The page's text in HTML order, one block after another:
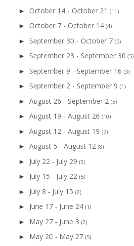
► October 14 - October 21 (11)
► October 7 - October 14 (4)
► September 30 - October 7 (5)
► September 23 - September 30 (5)
► September 9 - September 16 (3)
► September 2 - September 9 (1)
► August 26 - September 2 (5)
► August 19 - August 26 (10)
► August 12 - August 19 (7)
► August 5 - August 12 (8)
► July 22 - July 29 (3)
► July 15 - July 22 (5)
► July 8 - July 15 (2)
► June 17 - June 24 (1)
► May 27 - June 3 (2)
► May 20 - May 27 (5)